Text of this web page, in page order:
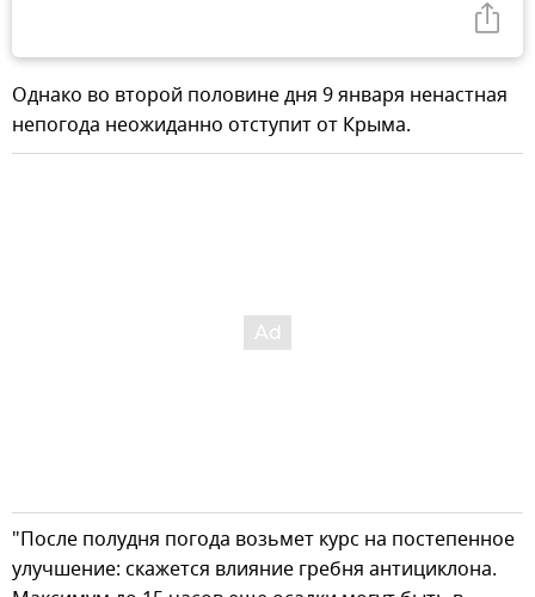
Однако во второй половине дня 9 января ненастная
непогода неожиданно отступит от Крыма.
"После полудня погода возьмет курс на постепенное
улучшение: скажется влияние гребня антициклона.